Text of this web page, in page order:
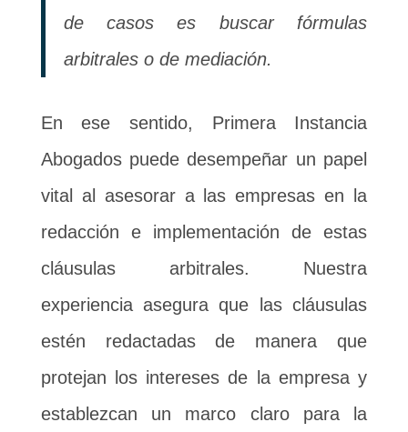
de casos es buscar fórmulas
arbitrales o de mediación.
En ese sentido, Primera Instancia
Abogados puede desempeñar un papel
vital al asesorar a las empresas en la
redacción e implementación de estas
cláusulas arbitrales. Nuestra
experiencia asegura que las cláusulas
estén redactadas de manera que
protejan los intereses de la empresa y
establezcan un marco claro para la